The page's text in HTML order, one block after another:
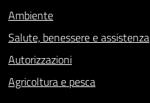
Ambiente
Salute, benessere e assistenza
Autorizzazioni
Agricoltura e pesca